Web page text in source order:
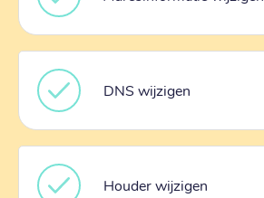
DNS wijzigen
Houder wijzigen